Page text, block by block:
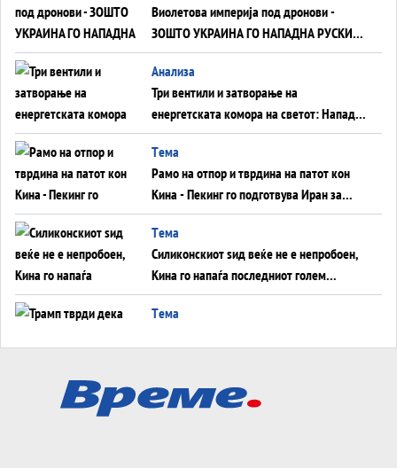
Виолетова империја под дронови -
ЗОШТО УКРАИНА ГО НАПАДНА РУСКИОТ
WILDBERRIES
Aнализа
Три вентили и затворање на
енергетската комора на светот: Нападот
во Суец најавува глобален енергетски
инфаркт?
Tема
Рамо на отпор и тврдина на патот кон
Кина - Пекинг го подготвува Иран за
американска копнена инвазија
Tема
Силиконскиот ѕид веќе не е непробоен,
Кина го напаѓа последниот голем
монопол на Западот?
Tема
Tема
ДЛАБОКО УДОЛУ: Сметководствените